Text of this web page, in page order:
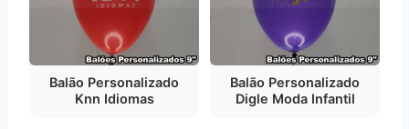
Balão Personalizado
Knn Idiomas
Balão Personalizado
Digle Moda Infantil